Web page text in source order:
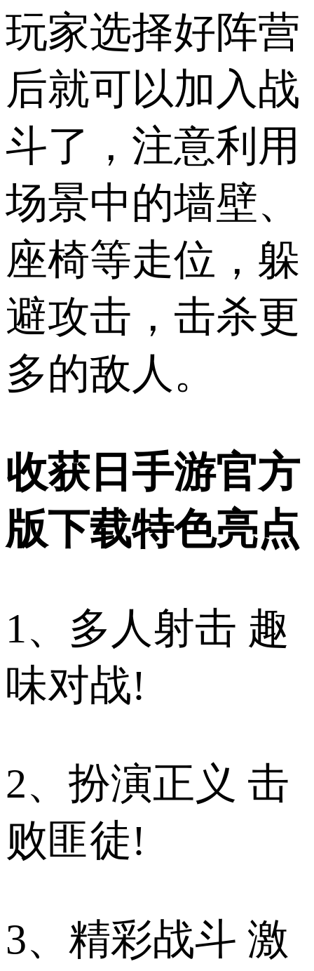
玩家选择好阵营
后就可以加入战
斗了，注意利用
场景中的墙壁、
座椅等走位，躲
避攻击，击杀更
多的敌人。
收获日手游官方
版下载特色亮点
1、多人射击 趣
味对战!
2、扮演正义 击
败匪徒!
3、精彩战斗 激